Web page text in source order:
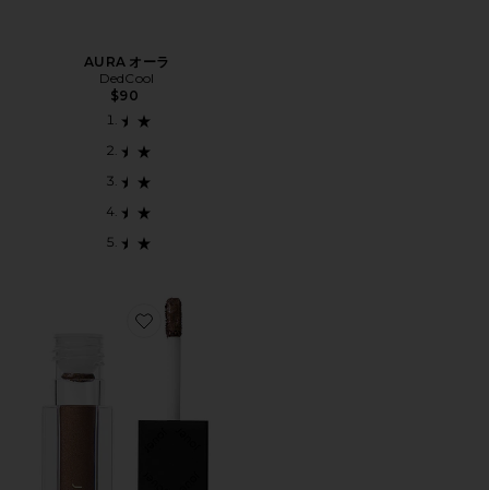
AURA オーラ
DedCool
$90
Favorite PARIS LIGHTS アイシャドウ